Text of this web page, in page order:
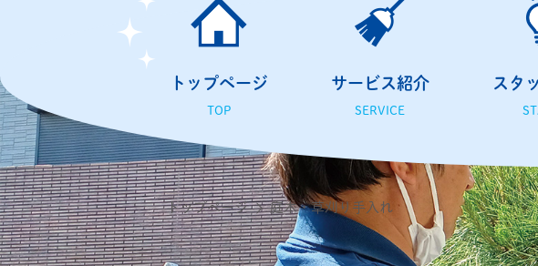
トップページ
TOP
サービス紹介
SERVICE
スタ
トップページ 庭木・草刈り手入れ